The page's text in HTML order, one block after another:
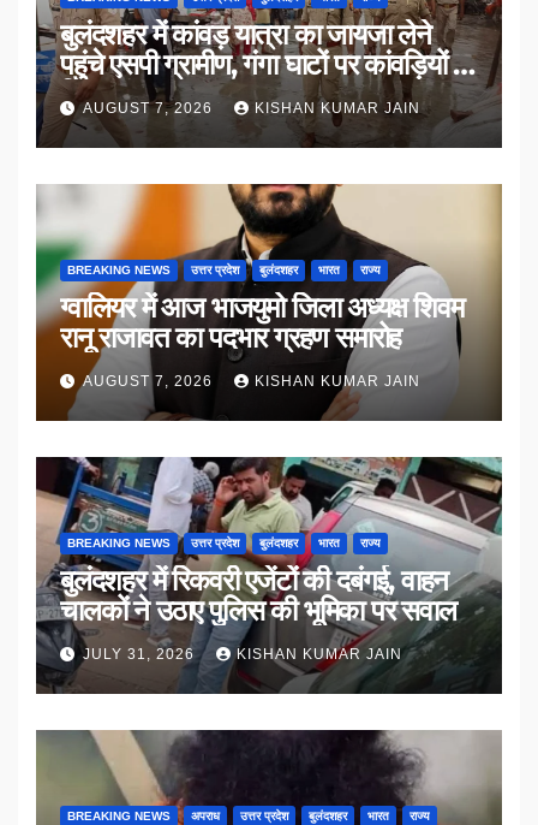
बुलंदशहर में कांवड़ यात्रा का जायजा लेने
पहुंचे एसपी ग्रामीण, गंगा घाटों पर कांवड़ियों से
किया संवाद
AUGUST 7, 2026 KISHAN KUMAR JAIN
BREAKING NEWS उत्तर प्रदेश बुलंदशहर भारत राज्य
ग्वालियर में आज भाजयुमो जिला अध्यक्ष शिवम
रानू राजावत का पदभार ग्रहण समारोह
AUGUST 7, 2026 KISHAN KUMAR JAIN
BREAKING NEWS उत्तर प्रदेश बुलंदशहर भारत राज्य
बुलंदशहर में रिकवरी एजेंटों की दबंगई, वाहन
चालकों ने उठाए पुलिस की भूमिका पर सवाल
JULY 31, 2026 KISHAN KUMAR JAIN
BREAKING NEWS अपराध उत्तर प्रदेश बुलंदशहर भारत राज्य